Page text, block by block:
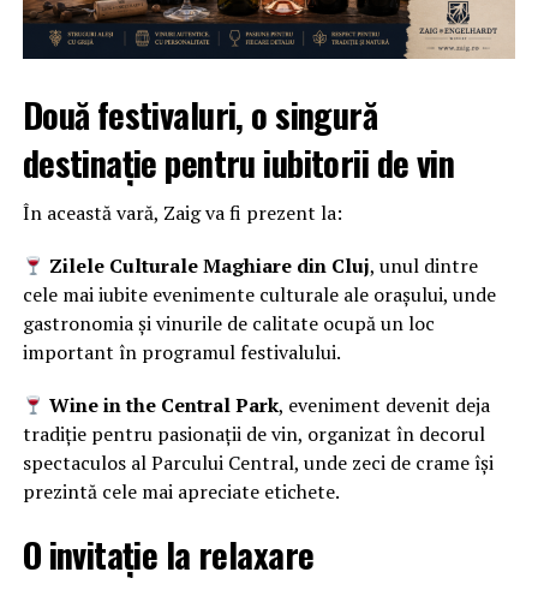
Două festivaluri, o singură
destinație pentru iubitorii de vin
În această vară, Zaig va fi prezent la:
Zilele Culturale Maghiare din Cluj, unul dintre
cele mai iubite evenimente culturale ale orașului, unde
gastronomia și vinurile de calitate ocupă un loc
important în programul festivalului.
Wine in the Central Park, eveniment devenit deja
tradiție pentru pasionații de vin, organizat în decorul
spectaculos al Parcului Central, unde zeci de crame își
prezintă cele mai apreciate etichete.
O invitație la relaxare